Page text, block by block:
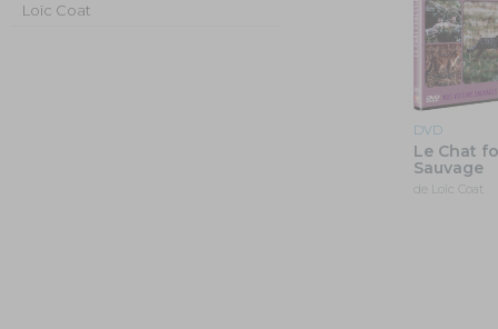
Loïc Coat
DVD
Le Chat
Sauvage
de Loïc Coat